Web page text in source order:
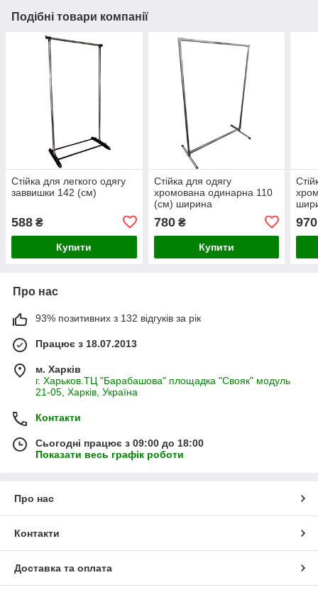
Подібні товари компанії
Стійка для легкого одягу
заввишки 142 (см)
588 ₴
Купити
Стійка для одягу
хромована одинарна 110
(см) ширина
780₴
Купити
970
Про нас
93% позитивних з 132 відгуків за рік
Працює з 18.07.2013
м. Харків
г. Харьков.ТЦ "Барабашова" площадка "Свояк" модуль
21-05, Харків, Україна
Контакти
Сьогодні працює з 09:00 до 18:00
Показати весь графік роботи
Про нас
Контакти
Доставка та оплата